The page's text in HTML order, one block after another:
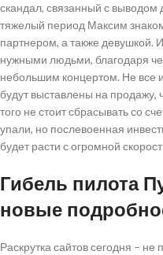
скандал, связанный с выводом
тяжелый период Максим
партнером, а также девушкой.
нужными людьми, благодаря
небольшим концертом. Не все
будут выставлены на продажу,
того не стоит сбрасывать со
упали, но послевоенная
будет расти с огромной
Гибель пилота
новые
Раскрутка сайтов сегодня – не